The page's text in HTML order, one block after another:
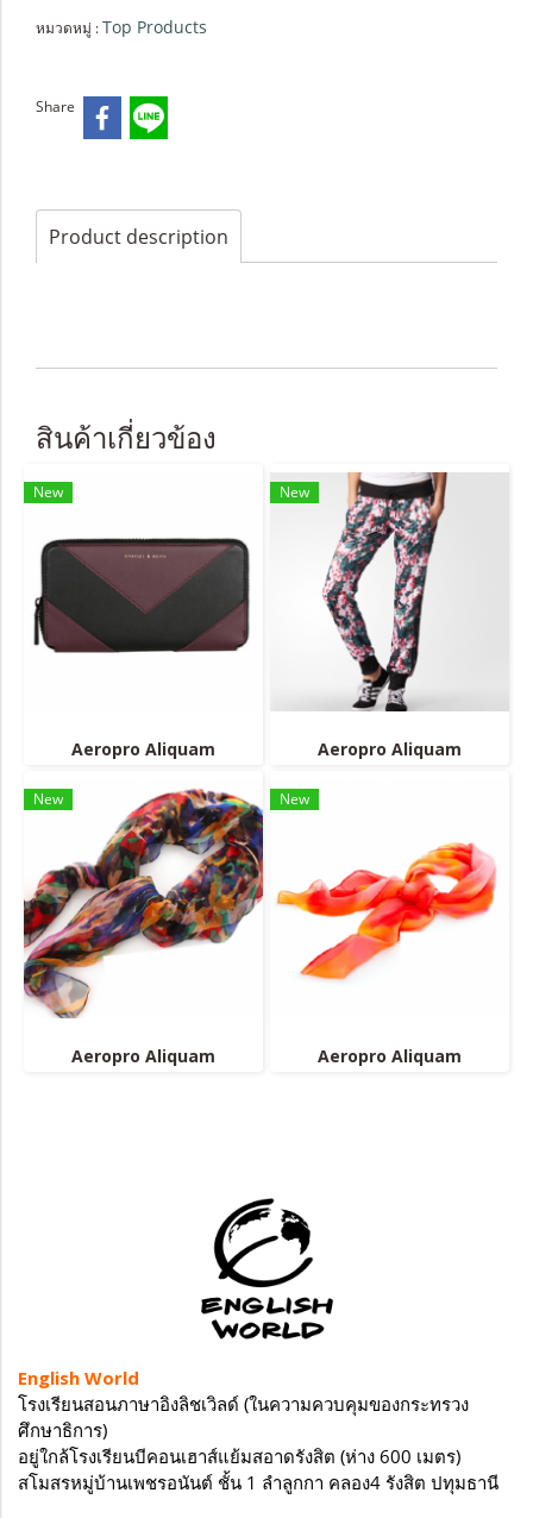
หมวดหมู่ :Top Products
Share
Product description
สินค้าเกี่ยวข้อง
New
Aeropro Aliquam
New
Aeropro Aliquam
New
Aeropro Aliquam
New
Aeropro Aliquam
English World
โรงเรียนสอนภาษาอิงลิชเวิลด์ (ในความควบคุมของกระทรวง
ศึกษาธิการ)
อยู่ใกล้โรงเรียนบีคอนเฮาส์แย้มสอาดรังสิต (ห่าง 600 เมตร)
สโมสรหมู่บ้านเพชรอนันต์ ชั้น 1 ลำลูกกา คลอง4 รังสิต ปทุมธานี